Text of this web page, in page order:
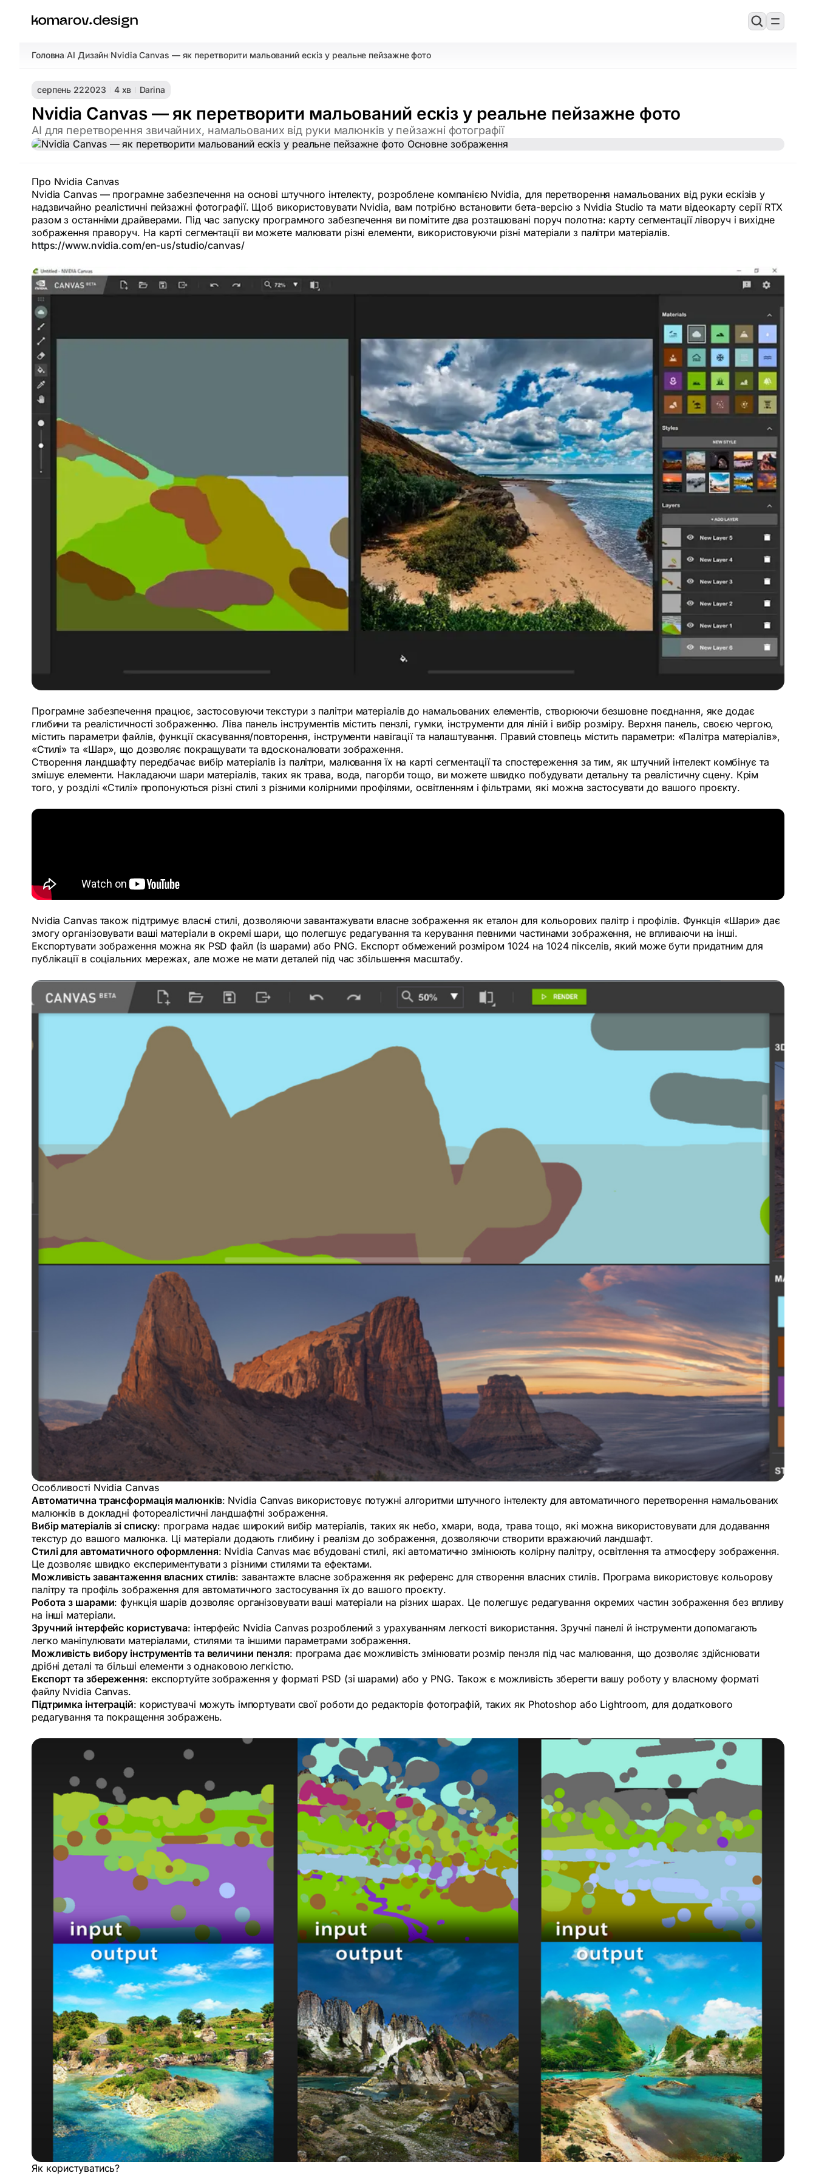
Головна/AI Дизайн/Nvidia Canvas — як перетворити мальований ескіз у реальне пейзажне фото
серпень 222023 4 хв Darina
Nvidia Canvas — як перетворити мальований ескіз у реальне пейзажне фото
AI для перетворення звичайних, намальованих від руки малюнків у пейзажні фотографії
Про Nvidia Canvas
Nvidia Canvas — програмне забезпечення на основі штучного інтелекту, розроблене компанією Nvidia, для перетворення намальованих від руки ескізів у
надзвичайно реалістичні пейзажні фотографії. Щоб використовувати Nvidia, вам потрібно встановити бета-версію з Nvidia Studio та мати відеокарту серії RTX
разом з останніми драйверами. Під час запуску програмного забезпечення ви помітите два розташовані поруч полотна: карту сегментації ліворуч і вихідне
зображення праворуч. На карті сегментації ви можете малювати різні елементи, використовуючи різні матеріали з палітри матеріалів.
https://www.nvidia.com/en-us/studio/canvas/
Програмне забезпечення працює, застосовуючи текстури з палітри матеріалів до намальованих елементів, створюючи безшовне поєднання, яке додає
глибини та реалістичності зображенню. Ліва панель інструментів містить пензлі, гумки, інструменти для ліній і вибір розміру. Верхня панель, своєю чергою,
містить параметри файлів, функції скасування/повторення, інструменти навігації та налаштування. Правий стовпець містить параметри: «Палітра матеріалів»,
«Стилі» та «Шар», що дозволяє покращувати та вдосконалювати зображення.
Створення ландшафту передбачає вибір матеріалів із палітри, малювання їх на карті сегментації та спостереження за тим, як штучний інтелект комбінує та
змішує елементи. Накладаючи шари матеріалів, таких як трава, вода, пагорби тощо, ви можете швидко побудувати детальну та реалістичну сцену. Крім
того, у розділі «Стилі» пропонуються різні стилі з різними колірними профілями, освітленням і фільтрами, які можна застосувати до вашого проєкту.
Nvidia Canvas також підтримує власні стилі, дозволяючи завантажувати власне зображення як еталон для кольорових палітр і профілів. Функція «Шари» дає
змогу організовувати ваші матеріали в окремі шари, що полегшує редагування та керування певними частинами зображення, не впливаючи на інші.
Експортувати зображення можна як PSD файл (із шарами) або PNG. Експорт обмежений розміром 1024 на 1024 пікселів, який може бути придатним для
публікації в соціальних мережах, але може не мати деталей під час збільшення масштабу.
Особливості Nvidia Canvas
Автоматична трансформація малюнків: Nvidia Canvas використовує потужні алгоритми штучного інтелекту для автоматичного перетворення намальованих
малюнків в докладні фотореалістичні ландшафтні зображення.
Вибір матеріалів зі списку: програма надає широкий вибір матеріалів, таких як небо, хмари, вода, трава тощо, які можна використовувати для додавання
текстур до вашого малюнка. Ці матеріали додають глибину і реалізм до зображення, дозволяючи створити вражаючий ландшафт.
Стилі для автоматичного оформлення: Nvidia Canvas має вбудовані стилі, які автоматично змінюють колірну палітру, освітлення та атмосферу зображення.
Це дозволяє швидко експериментувати з різними стилями та ефектами.
Можливість завантаження власних стилів: завантажте власне зображення як референс для створення власних стилів. Програма використовує кольорову
палітру та профіль зображення для автоматичного застосування їх до вашого проєкту.
Робота з шарами: функція шарів дозволяє організовувати ваші матеріали на різних шарах. Це полегшує редагування окремих частин зображення без впливу
на інші матеріали.
Зручний інтерфейс користувача: інтерфейс Nvidia Canvas розроблений з урахуванням легкості використання. Зручні панелі й інструменти допомагають
легко маніпулювати матеріалами, стилями та іншими параметрами зображення.
Можливість вибору інструментів та величини пензля: програма дає можливість змінювати розмір пензля під час малювання, що дозволяє здійснювати
дрібні деталі та більші елементи з однаковою легкістю.
Експорт та збереження: експортуйте зображення у форматі PSD (зі шарами) або у PNG. Також є можливість зберегти вашу роботу у власному форматі
файлу Nvidia Canvas.
Підтримка інтеграцій: користувачі можуть імпортувати свої роботи до редакторів фотографій, таких як Photoshop або Lightroom, для додаткового
редагування та покращення зображень.
Як користуватись?